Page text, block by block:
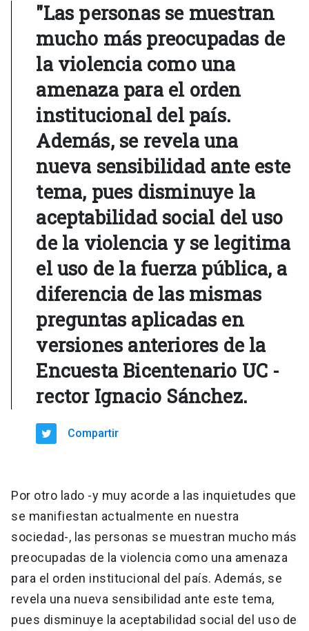
"Las personas se muestran
mucho más preocupadas de
la violencia como una
amenaza para el orden
institucional del país.
Además, se revela una
nueva sensibilidad ante este
tema, pues disminuye la
aceptabilidad social del uso
de la violencia y se legitima
el uso de la fuerza pública, a
diferencia de las mismas
preguntas aplicadas en
versiones anteriores de la
Encuesta Bicentenario UC -
rector Ignacio Sánchez.
Compartir
Por otro lado -y muy acorde a las inquietudes que
se manifiestan actualmente en nuestra
sociedad-, las personas se muestran mucho más
preocupadas de la violencia como una amenaza
para el orden institucional del país. Además, se
revela una nueva sensibilidad ante este tema,
pues disminuye la aceptabilidad social del uso de